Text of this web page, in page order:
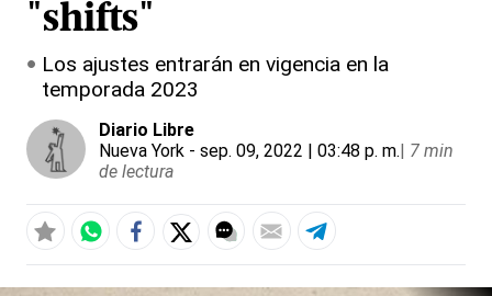
"shifts"
Los ajustes entrarán en vigencia en la
temporada 2023
Diario Libre
Nueva York - sep. 09, 2022 | 03:48 p. m.| 7 min
de lectura